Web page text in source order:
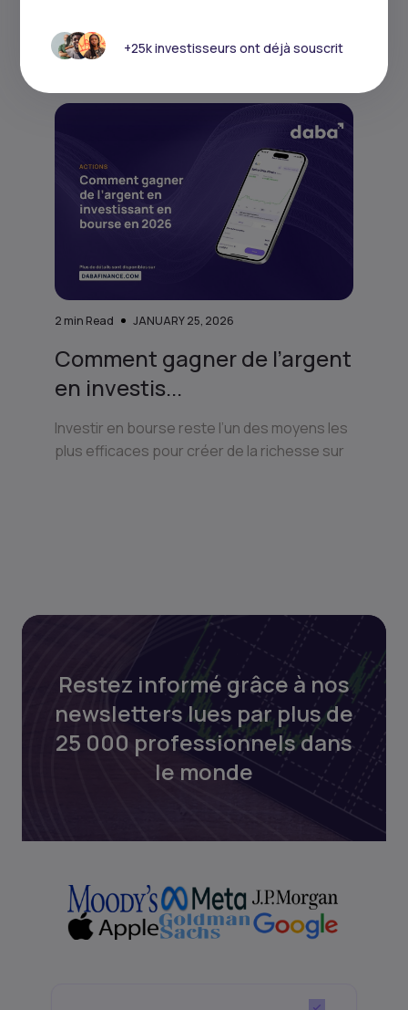
2 min Read JANUARY 25, 2026
Comment gagner de l’argent
en investis...
Investir en bourse reste l’un des moyens les
plus efficaces pour créer de la richesse sur
Restez informé grâce à nos
newsletters lues par plus de
25 000 professionnels dans
le monde
+25k investisseurs ont déjà souscrit